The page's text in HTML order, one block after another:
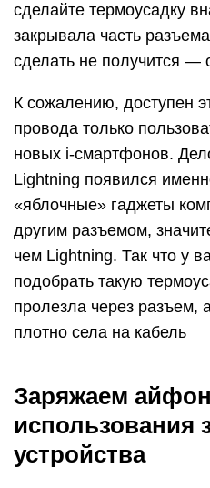
сделайте термоусадку
закрывала часть
сделать не получится —
К сожалению, доступен
провода только
новых i-смартфонов.
Lightning появился
«яблочные» гаджеты
другим разъемом,
чем Lightning. Так что у
подобрать такую
пролезла через разъем,
плотно села на кабель
Заряжаем
использования
устройства